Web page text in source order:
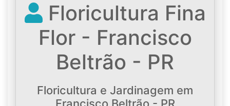
Floricultura Fina
Flor - Francisco
Beltrão - PR
Floricultura e Jardinagem em